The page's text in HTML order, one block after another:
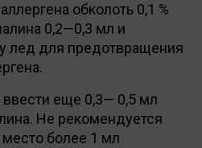
обколоть 0,1 %
0,2—0,3 мл и
лед для предотвращения
ввести еще 0,3— 0,5 мл
Не рекомендуется
более 1 мл